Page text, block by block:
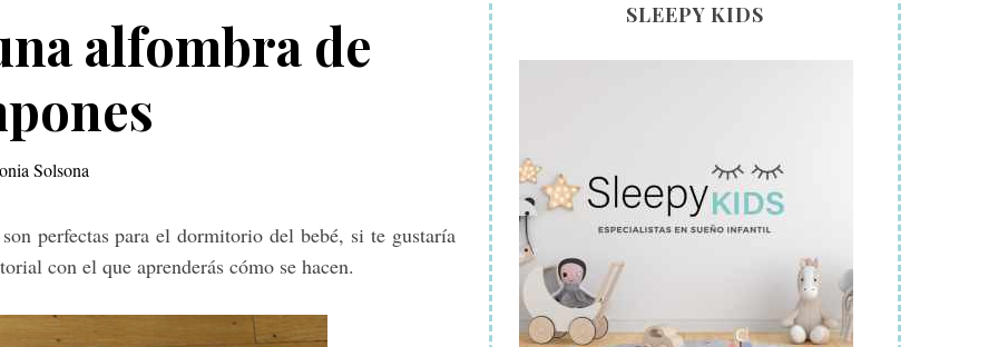
alfombra de
Solsona
perfectas para el dormitorio del bebé, si te gustaría
con el que aprenderás cómo se hacen.
SLEEPY KIDS